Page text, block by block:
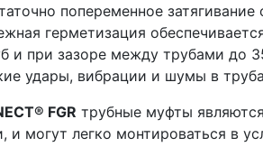
попеременное
герметизация
и при зазоре между трубами до
удары, вибрации и шумы в
FGR трубные муфты
и могут легко монтироваться в